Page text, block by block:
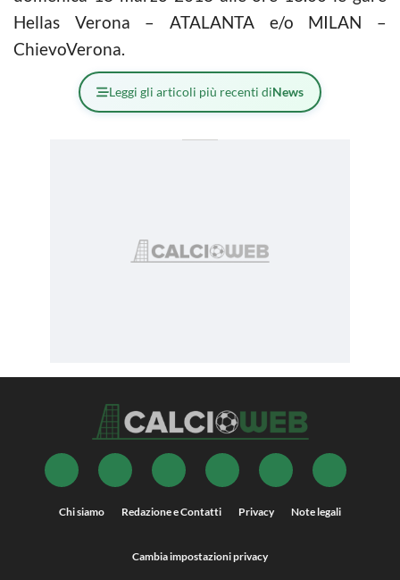
Hellas Verona – ATALANTA e/o MILAN –
ChievoVerona.
Leggi gli articoli più recenti diNews
Chi siamo Redazione e Contatti Privacy Note legali
Cambia impostazioni privacy